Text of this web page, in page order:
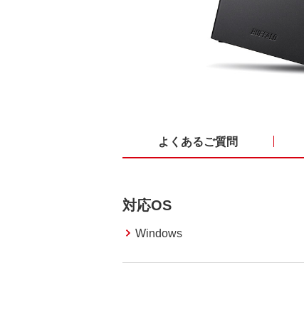
よくあるご質問
対応OS
Windows